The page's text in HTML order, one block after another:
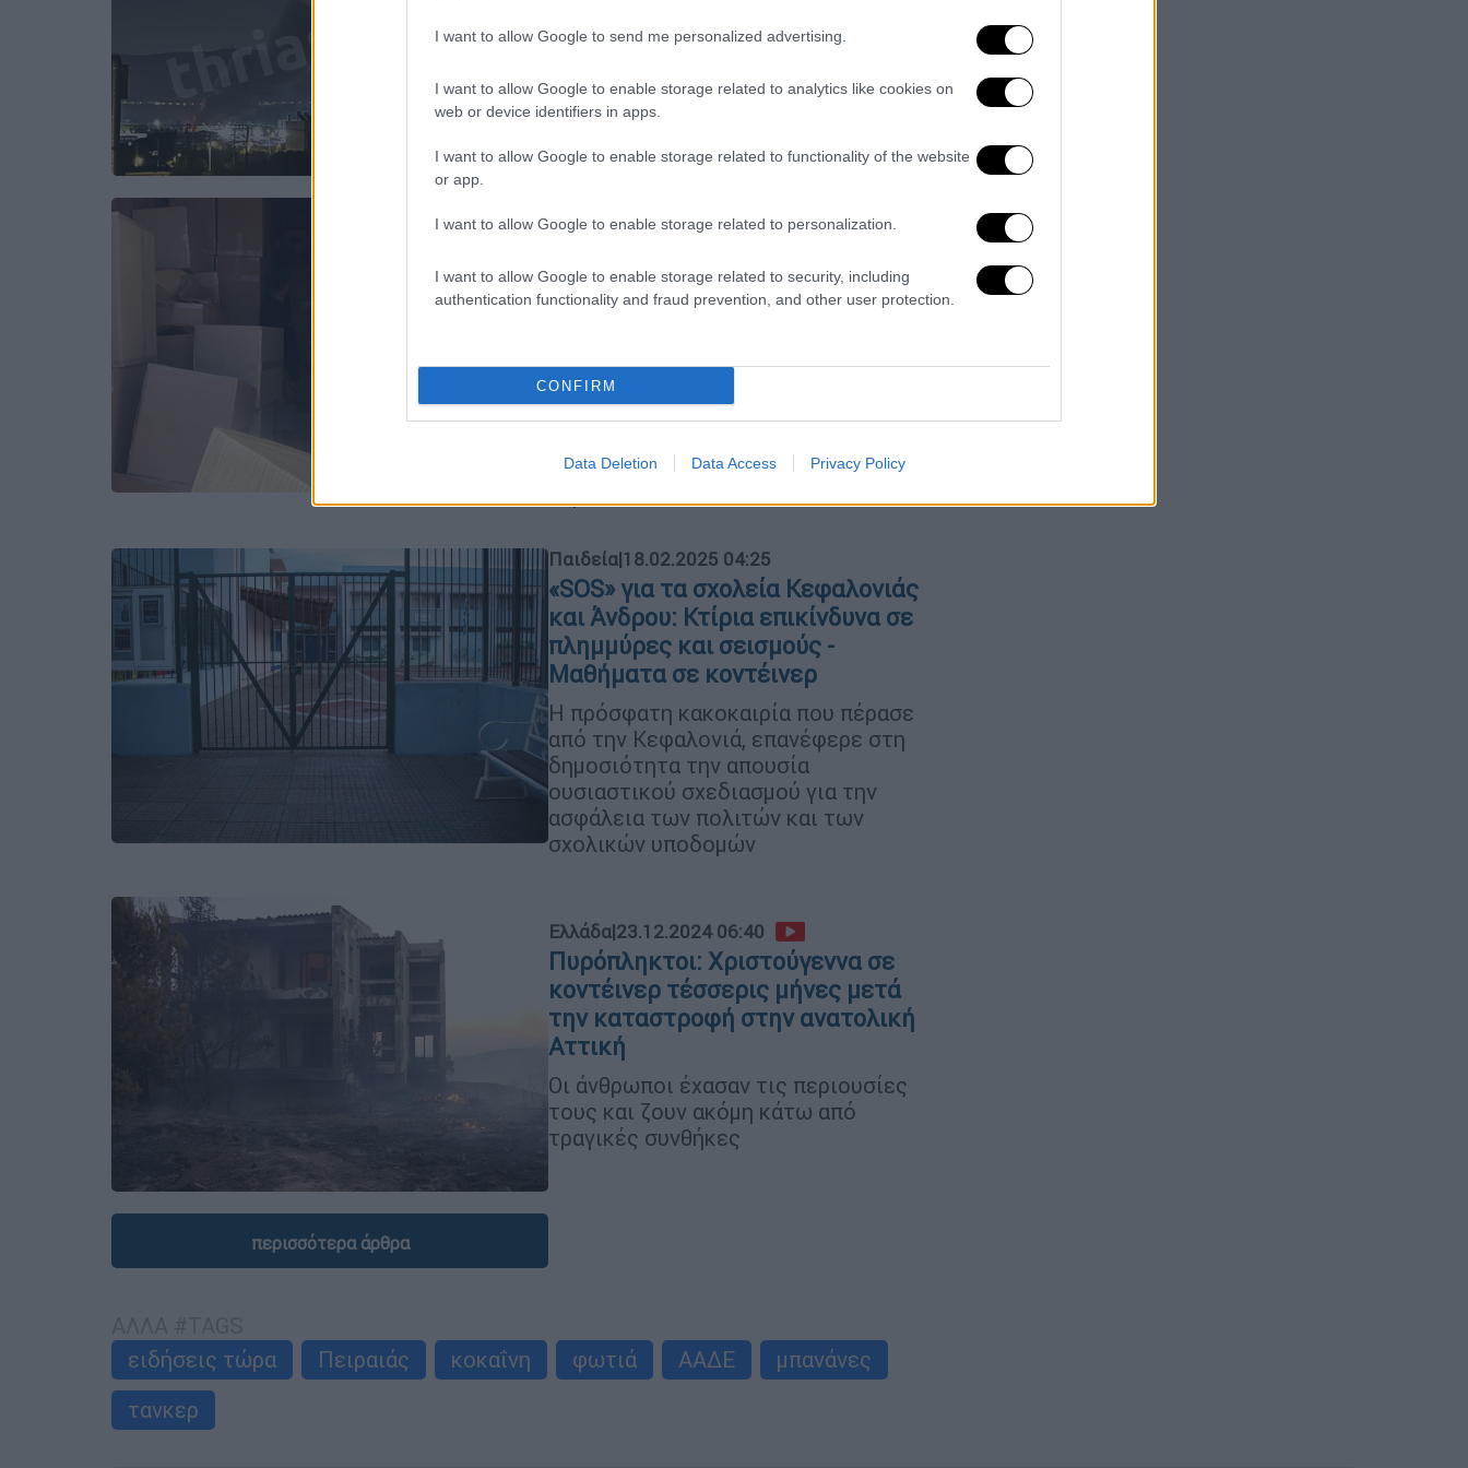
I want to allow Google to send me personalized advertising.
I want to allow Google to enable storage related to analytics like cookies on
web or device identifiers in apps.
I want to allow Google to enable storage related to functionality of the website
or app.
I want to allow Google to enable storage related to personalization.
I want to allow Google to enable storage related to security, including
authentication functionality and fraud prevention, and other user protection.
CONFIRM
Data Deletion Data Access Privacy Policy
λάστιχα και κοντέινερ
εκρήξεων
ΑΑΔΕ: «Μπλόκο» σε τεράστιο
κύκλωμα λαθρεμπορίας -
Κατασχέθηκαν 17 κοντέινερ με
Μία από τις μεγαλύτερες υποθέσεις
των τελευταίων ετών αποκάλυψαν οι
έσοδα που ξεπερνούν το 1,6 εκατ.
Παιδεία|18.02.2025 04:25
«SOS» για τα σχολεία Κεφαλονιάς
και Άνδρου: Κτίρια επικίνδυνα σε
πλημμύρες και σεισμούς -
Μαθήματα σε κοντέινερ
Η πρόσφατη κακοκαιρία που πέρασε
από την Κεφαλονιά, επανέφερε στη
δημοσιότητα την απουσία
ουσιαστικού σχεδιασμού για την
ασφάλεια των πολιτών και των
σχολικών υποδομών
Ελλάδα|23.12.2024 06:40
Πυρόπληκτοι: Χριστούγεννα σε
κοντέινερ τέσσερις μήνες μετά
την καταστροφή στην ανατολική
Αττική
Οι άνθρωποι έχασαν τις περιουσίες
τους και ζουν ακόμη κάτω από
τραγικές συνθήκες
περισσότερα άρθρα
ειδήσεις τώρα
Πειραιάς κοκαΐνη φωτιά ΑΑΔΕ
μπανάνες
τανκερ